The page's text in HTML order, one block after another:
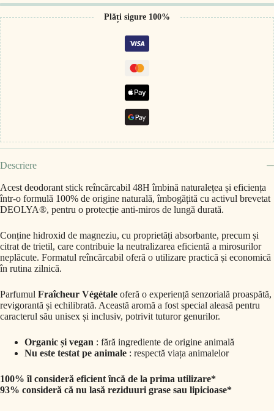
Plăți sigure 100%
Descriere
Acest deodorant stick reîncărcabil 48H îmbină naturalețea și eficiența
într-o formulă 100% de origine naturală, îmbogățită cu activul brevetat
DEOLYA®, pentru o protecție anti-miros de lungă durată.
Conține hidroxid de magneziu, cu proprietăți absorbante, precum și
citrat de trietil, care contribuie la neutralizarea eficientă a mirosurilor
neplăcute. Formatul reîncărcabil oferă o utilizare practică și economică
în rutina zilnică.
Parfumul Fraîcheur Végétale oferă o experiență senzorială proaspătă,
revigorantă și echilibrată. Această aromă a fost special aleasă pentru
caracterul său unisex și inclusiv, potrivit tuturor genurilor.
Organic și vegan : fără ingrediente de origine animală
Nu este testat pe animale : respectă viața animalelor
100%îl consideră eficient încă de la prima utilizare*
93% consideră că nu lasă reziduuri grase sau lipicioase*